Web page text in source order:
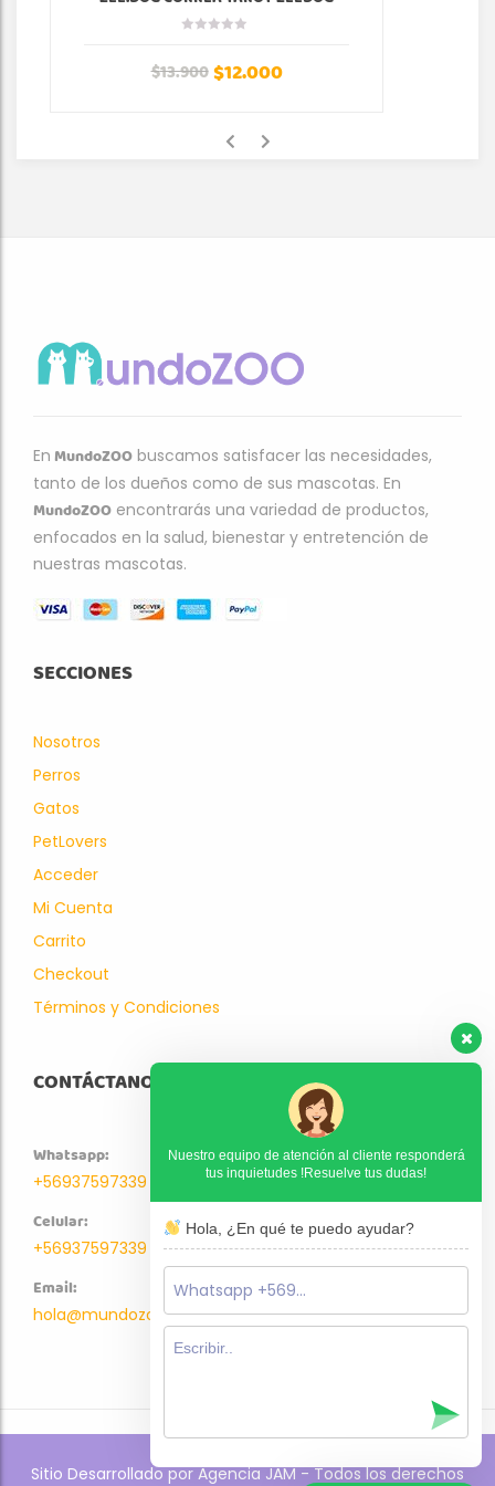
$13.900$12.000
En MundoZOO buscamos satisfacer las necesidades,
tanto de los dueños como de sus mascotas. En
MundoZOO encontrarás una variedad de productos,
enfocados en la salud, bienestar y entretención de
nuestras mascotas.
SECCIONES
Nosotros
Perros
Gatos
PetLovers
Acceder
Mi Cuenta
Carrito
Checkout
Términos y Condiciones
CONTÁCTANOS
Whatsapp:
+56937597339
Celular:
+56937597339
Email:
hola@mundozoo.cl
Sitio Desarrollado por Agencia JAM - Todos los derechos
Nuestro equipo de atención al cliente responderá
tus inquietudes !Resuelve tus dudas!
Hola, ¿En qué te puedo ayudar?